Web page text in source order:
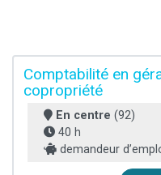
Comptabilité en
copropriété
En centre (92)
40 h
demandeur